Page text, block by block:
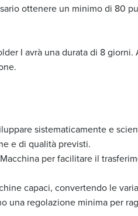
ottenere un minimo di 80
I avrà una durata di 8
sistematicamente e
e di qualità previsti.
per facilitare il
capaci, convertendo le
una regolazione minima per